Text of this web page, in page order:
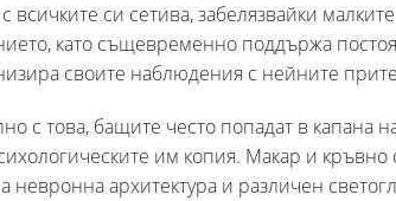
всичките си сетива, забелязвайки
като същевременно поддържа
своите наблюдения с нейните
с това, бащите често попадат в капана
им копия. Макар и
невронна архитектура и различен